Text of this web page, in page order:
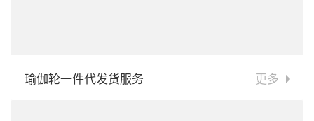
瑜伽轮一件代发货服务 更多